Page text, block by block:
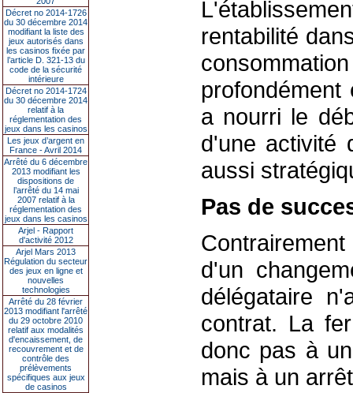
Décret no 2014-1726
du 30 décembre 2014
modifiant la liste des
jeux autorisés dans
les casinos fixée par
l’article D. 321-13 du
code de la sécurité
intérieure
Décret no 2014-1724
du 30 décembre 2014
relatif à la
réglementation des
jeux dans les casinos
Les jeux d’argent en
France - Avril 2014
Arrêté du 6 décembre
2013 modifiant les
dispositions de
l’arrêté du 14 mai
2007 relatif à la
réglementation des
jeux dans les casinos
Arjel - Rapport
d'activité 2012
Arjel Mars 2013
Régulation du secteur
des jeux en ligne et
nouvelles
technologies
Arrêté du 28 février
2013 modifiant l'arrêté
du 29 octobre 2010
relatif aux modalités
d'encaissement, de
recouvrement et de
contrôle des
prélèvements
spécifiques aux jeux
de casinos
rentabilité
profondément
a nourri le
d'une activité
aussi
Pas de
d'un
délégataire
contrat. La
donc pas à
mais à un